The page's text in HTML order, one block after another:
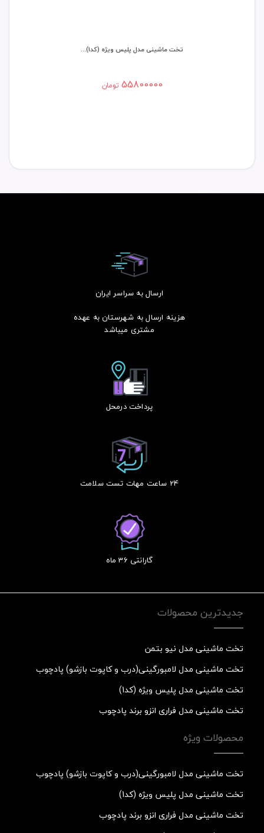
تخت ماشینی مدل پلیس ویژه (کد1)...
55800000 تومان
ارسال به سراسر ایران
هزینه ارسال به شهرستان به عهده
مشتری میباشد
پرداخت درمحل
24 ساعت مهات تست سلامت
گارانتی 36 ماه
جدیدترین محصولات
تخت ماشینی مدل نیو بتمن
تخت ماشینی مدل لامبورگینی(درب و کاپوت بازشو) پادچوب
تخت ماشینی مدل پلیس ویژه (کد1)
تخت ماشینی مدل فراری انزو برند پادچوب
محصولات ویژه
تخت ماشینی مدل لامبورگینی(درب و کاپوت بازشو) پادچوب
تخت ماشینی مدل پلیس ویژه (کد1)
تخت ماشینی مدل فراری انزو برند پادچوب